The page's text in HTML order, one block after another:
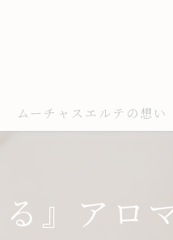
ムーチャスエルテの想い
る』ア